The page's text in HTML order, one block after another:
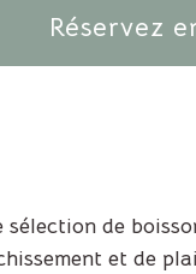
Réservez
de
et de